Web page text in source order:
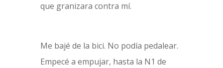
que granizara contra mí.
Me bajé de la bici. No podía pedalear.
Empecé a empujar, hasta la N1 de